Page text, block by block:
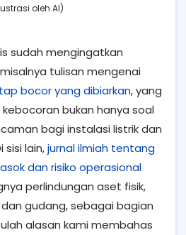
oleh AI)
sudah mengingatkan
tulisan mengenai
bocor yang dibiarkan, yang
bukan hanya soal
bagi instalasi listrik dan
sisi lain,jurnal ilmiah tentang
dan risiko operasional
perlindungan aset fisik,
gudang, sebagai bagian
alasan kami membahas